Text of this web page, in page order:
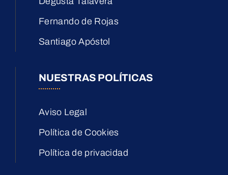
Fernando de Rojas
Santiago Apóstol
NUESTRAS POLÍTICAS
Aviso Legal
Política de Cookies
Política de privacidad